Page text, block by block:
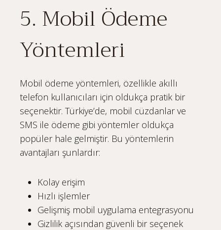
5. Mobil Ödeme
Yöntemleri
Mobil ödeme yöntemleri, özellikle akıllı
telefon kullanıcıları için oldukça pratik bir
seçenektir. Türkiye’de, mobil cüzdanlar ve
SMS ile ödeme gibi yöntemler oldukça
popüler hale gelmiştir. Bu yöntemlerin
avantajları şunlardır:
Kolay erişim
Hızlı işlemler
Gelişmiş mobil uygulama entegrasyonu
Gizlilik açısından güvenli bir seçenek